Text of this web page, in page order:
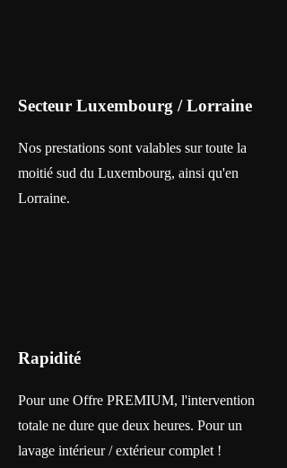
Secteur Luxembourg / Lorraine
Nos prestations sont valables sur toute la
moitié sud du Luxembourg, ainsi qu'en
Lorraine.
Rapidité
Pour une Offre PREMIUM, l'intervention
totale ne dure que deux heures. Pour un
lavage intérieur / extérieur complet !